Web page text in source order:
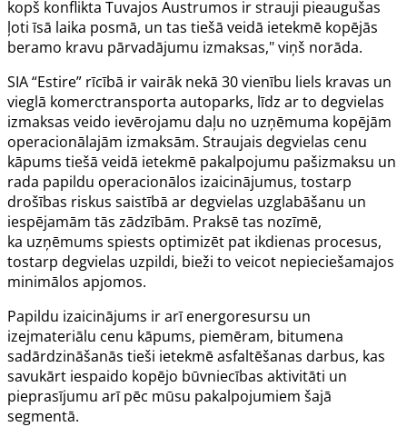
kopš konflikta Tuvajos Austrumos ir strauji pieaugušas
ļoti īsā laika posmā, un tas tiešā veidā ietekmē kopējās
beramo kravu pārvadājumu izmaksas," viņš norāda.
SIA “Estire” rīcībā ir vairāk nekā 30 vienību liels kravas un
vieglā komerctransporta autoparks, līdz ar to degvielas
izmaksas veido ievērojamu daļu no uzņēmuma kopējām
operacionālajām izmaksām. Straujais degvielas cenu
kāpums tiešā veidā ietekmē pakalpojumu pašizmaksu un
rada papildu operacionālos izaicinājumus, tostarp
drošības riskus saistībā ar degvielas uzglabāšanu un
iespējamām tās zādzībām. Praksē tas nozīmē,
ka uzņēmums spiests optimizēt pat ikdienas procesus,
tostarp degvielas uzpildi, bieži to veicot nepieciešamajos
minimālos apjomos.
Papildu izaicinājums ir arī energoresursu un
izejmateriālu cenu kāpums, piemēram, bitumena
sadārdzināšanās tieši ietekmē asfaltēšanas darbus, kas
savukārt iespaido kopējo būvniecības aktivitāti un
pieprasījumu arī pēc mūsu pakalpojumiem šajā
segmentā.